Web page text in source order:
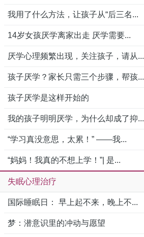
我用了什么方法，让孩子从“后三名...
14岁女孩厌学离家出走 厌学需要...
厌学心理频繁出现，关注孩子，请从...
孩子厌学？家长只需三个步骤，帮孩...
孩子厌学是这样开始的
我的孩子明明厌学，为什么却成了抑...
“学习真没意思，太累！” ——我...
“妈妈！我真的不想上学！”| 是...
失眠心理治疗
国际睡眠日： 早上起不来，晚上不...
梦：潜意识里的冲动与愿望